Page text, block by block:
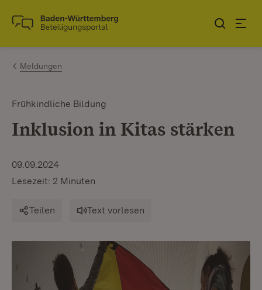
Zum Inhalt springen
Link zur Startseite
Meldungen
Frühkindliche Bildung
Inklusion in Kitas stärken
09.09.2024
Lesezeit: 2 Minuten
Teilen Text vorlesen